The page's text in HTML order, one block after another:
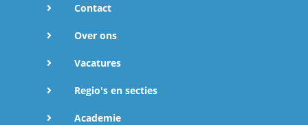
Contact
Over ons
Vacatures
Regio's en secties
Academie